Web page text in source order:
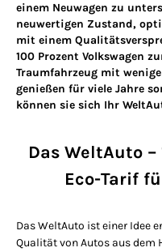
einem Neuwagen zu
neuwertigen Zustand,
mit einem
100 Prozent Volkswagen
Traumfahrzeug mit
genießen für viele Jahre
können sie sich Ihr
Das WeltAuto
Eco-Tarif
Das WeltAuto ist einer Idee
Qualität von Autos aus dem